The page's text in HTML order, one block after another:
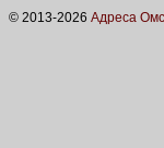
© 2013-2026 Адреса